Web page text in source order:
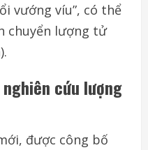
vướng víu”, có thể
chuyển lượng tử
cứu lượng
được công bố